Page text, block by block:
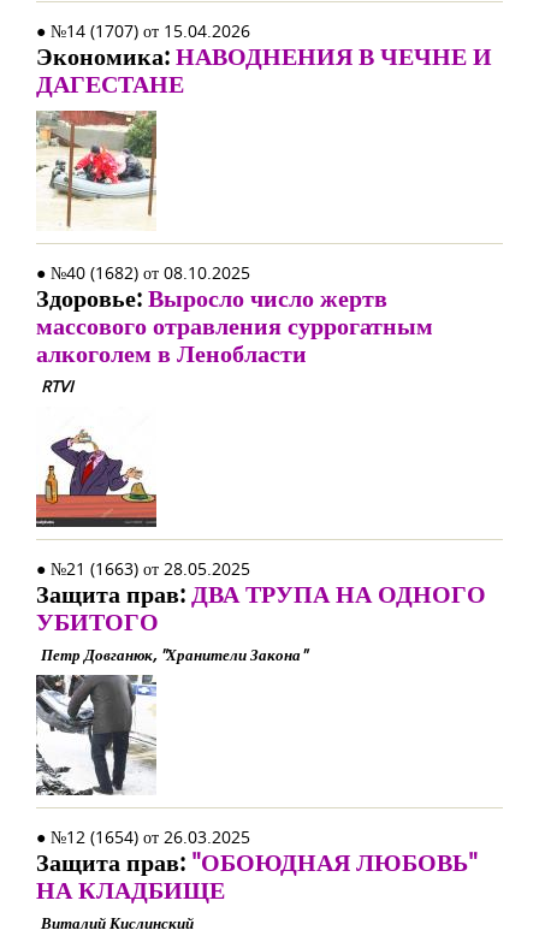
● №14 (1707) от 15.04.2026
Экономика:НАВОДНЕНИЯ В ЧЕЧНЕ И
ДАГЕСТАНЕ
● №40 (1682) от 08.10.2025
Здоровье:Выросло число жертв
массового отравления суррогатным
алкоголем в Ленобласти
RTVI
● №21 (1663) от 28.05.2025
Защита прав:ДВА ТРУПА НА ОДНОГО
УБИТОГО
Петр Довганюк, "Хранители Закона"
● №12 (1654) от 26.03.2025
Защита прав: "ОБОЮДНАЯ ЛЮБОВЬ"
НА КЛАДБИЩЕ
Виталий Кислинский